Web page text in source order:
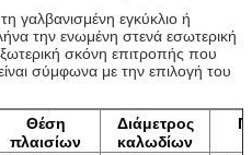
γαλβανισμένη εγκύκλιο ή
την ενωμένη στενά εσωτερική
σκόνη επιτροπής που
σύμφωνα με την επιλογή του
Θέση
πλαισίων
Διάμετρος
καλωδίων